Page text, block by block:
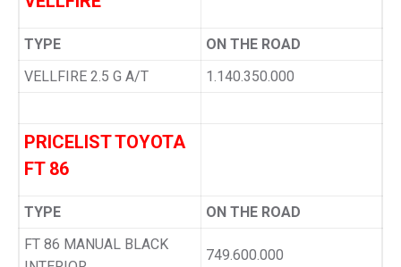
TYPE
ON THE ROAD
VELLFIRE 2.5 G A/T
1.140.350.000
PRICELIST TOYOTA
FT 86
TYPE
ON THE ROAD
FT 86 MANUAL BLACK
749.600.000